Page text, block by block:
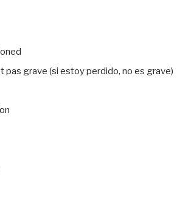
pas grave (si estoy perdido, no es grave)